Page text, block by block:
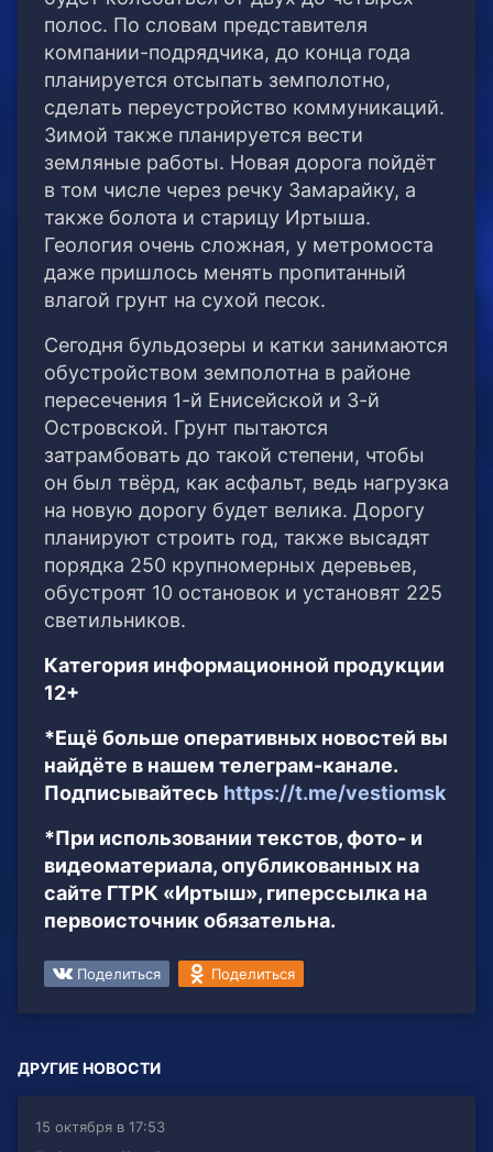
полос. По словам представителя
компании-подрядчика, до конца года
планируется отсыпать земполотно,
сделать переустройство коммуникаций.
Зимой также планируется вести
земляные работы. Новая дорога пойдёт
в том числе через речку Замарайку, а
также болота и старицу Иртыша.
Геология очень сложная, у метромоста
даже пришлось менять пропитанный
влагой грунт на сухой песок.
Сегодня бульдозеры и катки занимаются
обустройством земполотна в районе
пересечения 1-й Енисейской и 3-й
Островской. Грунт пытаются
затрамбовать до такой степени, чтобы
он был твёрд, как асфальт, ведь нагрузка
на новую дорогу будет велика. Дорогу
планируют строить год, также высадят
порядка 250 крупномерных деревьев,
обустроят 10 остановок и установят 225
светильников.
Категория информационной продукции
12+
*Ещё больше оперативных новостей вы
найдёте в нашем телеграм-канале.
Подписывайтесь https://t.me/vestiomsk
*При использовании текстов, фото- и
видеоматериала, опубликованных на
сайте ГТРК «Иртыш», гиперссылка на
первоисточник обязательна.
Поделиться Поделиться
ДРУГИЕ НОВОСТИ
15 октября в 17:53